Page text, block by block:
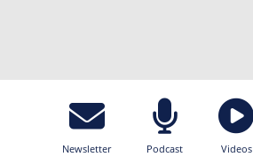
Newsletter Podcast Videos